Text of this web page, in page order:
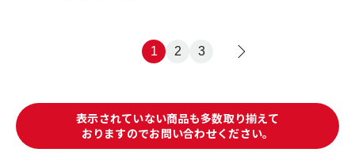
1 2 3
表示されていない商品も多数取り揃えて
おりますのでお問い合わせください。